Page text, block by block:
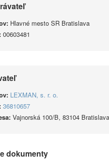
Hlavné mesto SR Bratislava
00603481
LEXMAN, s. r. o.
36810657
Vajnorská 100/B, 83104 Bratislava
dokumenty